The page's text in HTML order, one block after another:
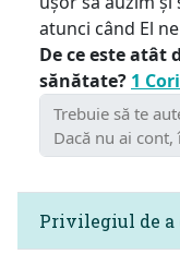
atunci când El
De ce este atât
sănătate? 1
Privilegiul de a